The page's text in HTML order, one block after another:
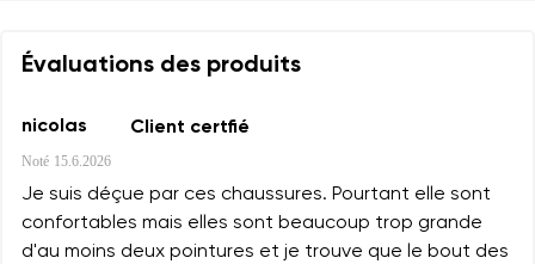
Évaluations des produits
nicolas Client certfié
Noté 15.6.2026
Je suis déçue par ces chaussures. Pourtant elle sont
confortables mais elles sont beaucoup trop grande
d'au moins deux pointures et je trouve que le bout des